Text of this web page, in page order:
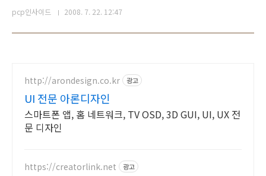
pcp인사이드 2008. 7. 22. 12:47
http://arondesign.co.kr 광고
UI 전문 아론디자인
스마트폰 앱, 홈 네트워크, TV OSD, 3D GUI, UI, UX 전
문 디자인
https://creatorlink.net 광고